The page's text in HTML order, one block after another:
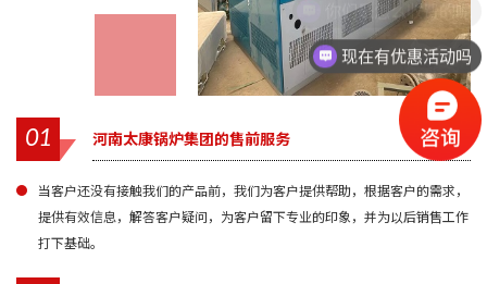
01 河南太康锅炉集团的售前服务
当客户还没有接触我们的产品前，我们为客户提供帮助，根据客户的需求，
提供有效信息，解答客户疑问，为客户留下专业的印象，并为以后销售工作
打下基础。
现在有优惠活动吗